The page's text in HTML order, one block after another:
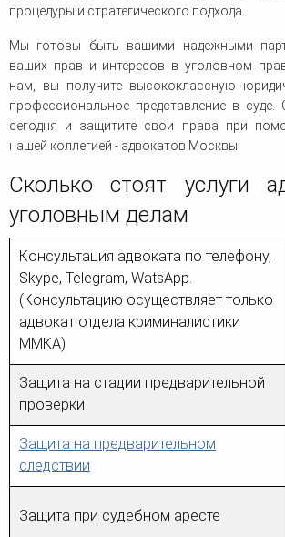
процедуры и стратегического подхода.
Мы готовы быть вашими надежными
ваших прав и интересов в уголовном
нам, вы получите высококлассную
профессиональное представление в
сегодня и защитите свои права при
нашей коллегией - адвокатов Москвы.
Сколько стоят услуги
уголовным делам
Консультация адвоката по телефону,
Skype, Telegram, WatsApp.
(Консультацию осуществляет только
адвокат отдела криминалистики
ММКА)
Защита на стадии предварительной
проверки
Защита на предварительном
следствии
Защита при судебном аресте